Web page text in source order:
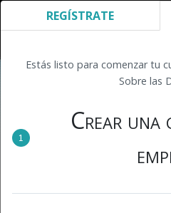
REGÍSTRATE
Estás listo para comenzar tu
Sobre las
1
Crear una